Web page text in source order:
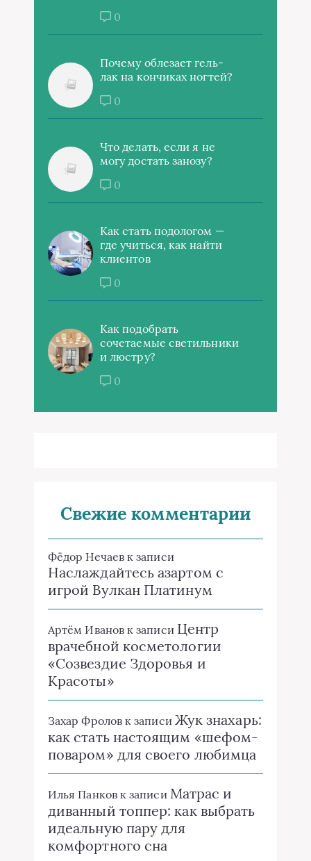
0
Почему облезает гель-
лак на кончиках ногтей?
0
Что делать, если я не
могу достать занозу?
0
Как стать подологом —
где учиться, как найти
клиентов
0
Как подобрать
сочетаемые светильники
и люстру?
0
Свежие комментарии
Фёдор Нечаевк записи
Наслаждайтесь азартом с
игрой Вулкан Платинум
Артём Ивановк записи Центр
врачебной косметологии
«Созвездие Здоровья и
Красоты»
Захар Фроловк записи Жук знахарь:
как стать настоящим «шефом-
поваром» для своего любимца
Илья Панковк записи Матрас и
диванный топпер: как выбрать
идеальную пару для
комфортного сна